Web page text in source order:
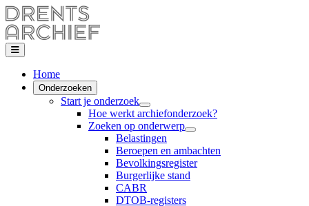
Home
Onderzoeken
Start je onderzoek
Hoe werkt archiefonderzoek?
Zoeken op onderwerp
Belastingen
Beroepen en ambachten
Bevolkingsregister
Burgerlijke stand
CABR
DTOB-registers